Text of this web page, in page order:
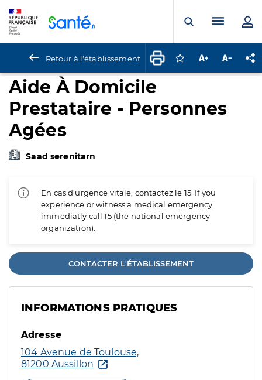
Ouvrir laMenu
Retour à l'établissement Connectez-vous
Augmenter la
Aide À Domicile
Prestataire - Personnes
Agées
Saad serenitarn
En cas d'urgence vitale, contactez le 15. If you
experience or witness a medical emergency,
immediatly call 15 (the national emergency
organization).
CONTACTER L'ÉTABLISSEMENT
INFORMATIONS PRATIQUES
Adresse
104 Avenue de Toulouse,
81200 Aussillon